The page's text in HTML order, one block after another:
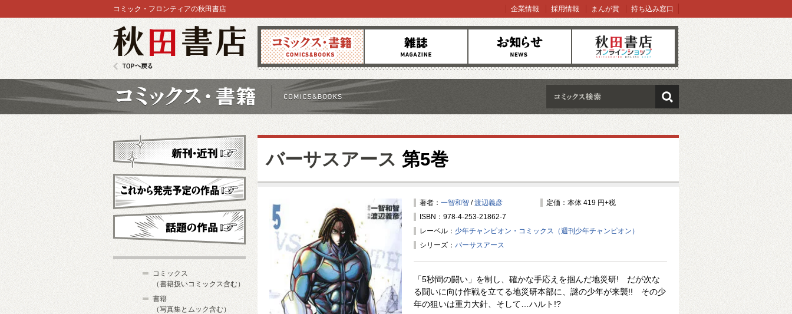
コミックス 雑誌 お知らせ オンラインショップ
コミック・フロンティアの秋田書店 企業情報 採用情報 まんが賞 持ち込み窓口
検索
バーサスアース 第5巻
著者： 一智和智 /渡辺義彦
定価：本体 419 円+税
ISBN：978-4-253-21862-7
レーベル： 少年チャンピオン・コミックス（週刊少年チャンピオン）
シリーズ： バーサスアース
「5秒間の闘い」を制し、確かな手応えを掴んだ地災研! だが次な
る闘いに向け作戦を立てる地災研本部に、謎の少年が来襲!! その少
年の狙いは重力大針、そして…ハルト!?
新刊・近刊
これから発売予定
コミックス
（書籍扱いコミックス含む）
書籍
（写真集とムック含む）